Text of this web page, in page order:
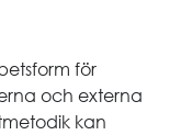
för
och externa
kan